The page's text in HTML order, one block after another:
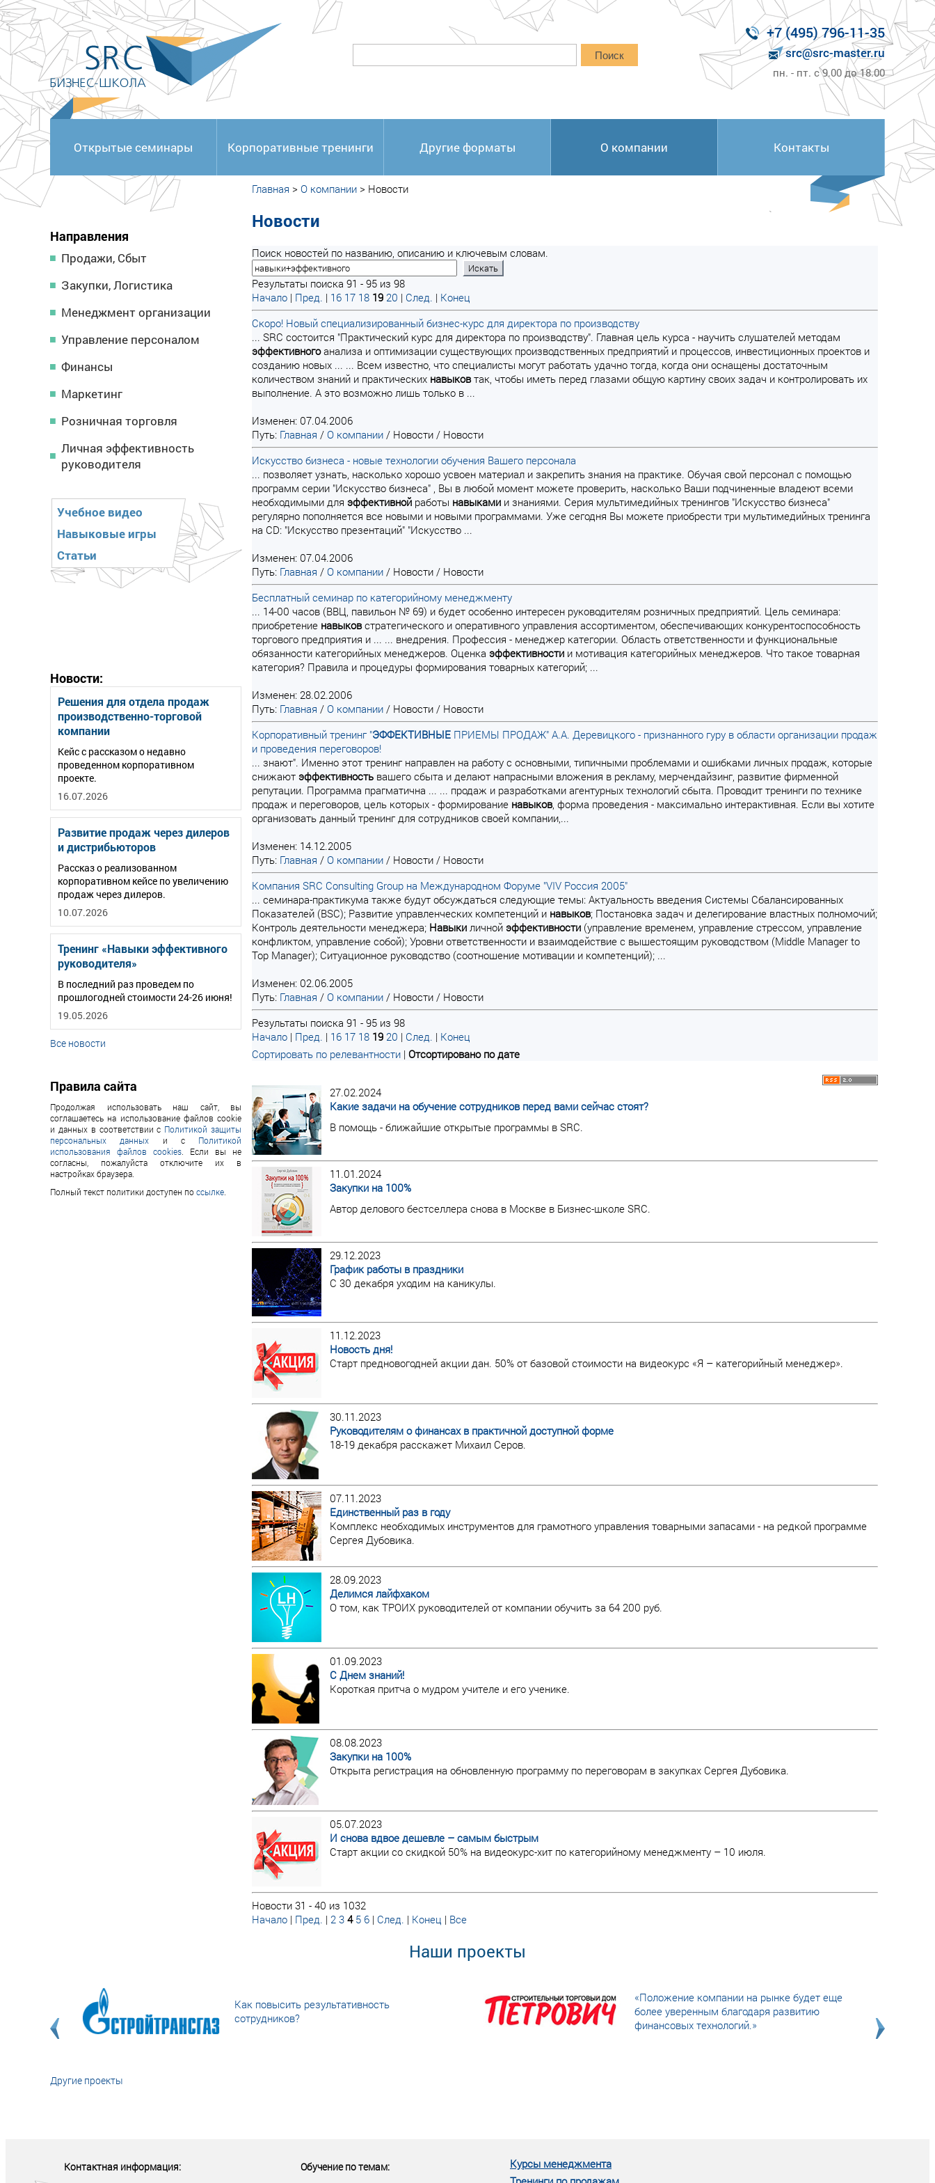
<
Поиск
+7 (495) 796-11-35
src@src-master.ru
пн. - пт. с 9.00 до 18.00
Открытые семинары Корпоративные тренинги Другие форматы О компании Контакты
Направления
Продажи, Сбыт
Закупки, Логистика
Менеджмент организации
Управление персоналом
Финансы
Маркетинг
Розничная торговля
Личная эффективность
руководителя
Учебное видео
Навыковые игры
Статьи
Новости:
Решения для отдела продаж
производственно-торговой
компании
Кейс с рассказом о недавно
проведенном корпоративном
проекте.
16.07.2026
Развитие продаж через дилеров
и дистрибьюторов
Рассказ о реализованном
корпоративном кейсе по увеличению
продаж через дилеров.
10.07.2026
Тренинг «Навыки эффективного
руководителя»
В последний раз проведем по
прошлогодней стоимости 24-26 июня!
19.05.2026
Все новости
Правила сайта
Продолжая использовать наш сайт, вы
соглашаетесь на использование файлов cookie
и данных в соответствии с Политикой защиты
персональных данных и с Политикой
использования файлов cookies . Если вы не
согласны, пожалуйста отключите их в
настройках браузера.
Полный текст политики доступен поссылке
Главная > О компании > Новости
Новости
Поиск новостей по названию, описанию и ключевым словам.
Результаты поиска 91 - 95 из 98
Начало | Пред. | 16 17 18 19 20 | След. | Конец
Скоро! Новый специализированный бизнес-курс для директора по производству
... SRC состоится "Практический курс для директора по производству". Главная цель курса - научить слушателей методам
эффективногоанализа и оптимизации существующих производственных предприятий и процессов, инвестиционных проектов и
созданию новых ... ... Всем известно, что специалисты могут работать удачно тогда, когда они оснащены достаточным
количеством знаний и практических навыковтак, чтобы иметь перед глазами общую картину своих задач и контролировать их
выполнение. А это возможно лишь только в ...
Изменен: 07.04.2006
Путь: Главная / О компании / Новости / Новости
Искусство бизнеса - новые технологии обучения Вашего персонала
... позволяет узнать, насколько хорошо усвоен материал и закрепить знания на практике. Обучая свой персонал с помощью
программ серии "Искусство бизнеса" , Вы в любой момент можете проверить, насколько Ваши подчиненные владеют всеми
необходимыми для эффективной работы навыками и знаниями. Серия мультимедийных тренингов "Искусство бизнеса"
регулярно пополняется все новыми и новыми программами. Уже сегодня Вы можете приобрести три мультимедийных тренинга
на CD: "Искусство презентаций" "Искусство ...
Изменен: 07.04.2006
Путь: Главная / О компании / Новости / Новости
Бесплатный семинар по категорийному менеджменту
... 14-00 часов (ВВЦ, павильон № 69) и будет особенно интересен руководителям розничных предприятий. Цель семинара:
приобретение навыковстратегического и оперативного управления ассортиментом, обеспечивающих конкурентоспособность
торгового предприятия и ... ... внедрения. Профессия - менеджер категории. Область ответственности и функциональные
обязанности категорийных менеджеров. Оценка эффективности и мотивация категорийных менеджеров. Что такое товарная
категория? Правила и процедуры формирования товарных категорий; ...
Изменен: 28.02.2006
Путь: Главная / О компании / Новости / Новости
Корпоративный тренинг "ЭФФЕКТИВНЫЕ ПРИЕМЫ ПРОДАЖ" А.А. Деревицкого - признанного гуру в области организации продаж
и проведения переговоров!
... знают". Именно этот тренинг направлен на работу с основными, типичными проблемами и ошибками личных продаж, которые
снижают эффективность вашего сбыта и делают напрасными вложения в рекламу, мерчендайзинг, развитие фирменной
репутации. Программа прагматична ... ... продаж и разработками агентурных технологий сбыта. Проводит тренинги по технике
продаж и переговоров, цель которых - формирование навыков, форма проведения - максимально интерактивная. Если вы хотите
организовать данный тренинг для сотрудников своей компании,...
Изменен: 14.12.2005
Путь: Главная / О компании / Новости / Новости
Компания SRC Consulting Group на Международном Форуме "VIV Россия 2005"
... семинара-практикума также будут обсуждаться следующие темы: Актуальность введения Системы Сбалансированных
Показателей (BSC); Развитие управленческих компетенций и навыков; Постановка задач и делегирование властных полномочий;
Контроль деятельности менеджера; Навыки личной эффективности (управление временем, управление стрессом, управление
конфликтом, управление собой); Уровни ответственности и взаимодействие с вышестоящим руководством (Middle Manager to
Top Manager); Ситуационное руководство (соотношение мотивации и компетенций); ...
Изменен: 02.06.2005
Путь: Главная / О компании / Новости / Новости
Результаты поиска 91 - 95 из 98
Начало | Пред. | 16 17 18 19 20 | След. | Конец
Сортировать по релевантности | Отсортировано по дате
27.02.2024
Какие задачи на обучение сотрудников перед вами сейчас стоят?
В помощь - ближайшие открытые программы в SRC.
11.01.2024
Закупки на 100%
Автор делового бестселлера снова в Москве в Бизнес-школе SRC.
29.12.2023
График работы в праздники
С 30 декабря уходим на каникулы.
11.12.2023
Новость дня!
Старт предновогодней акции дан. 50% от базовой стоимости на видеокурс «Я – категорийный менеджер».
30.11.2023
Руководителям о финансах в практичной доступной форме
18-19 декабря расскажет Михаил Серов.
07.11.2023
Единственный раз в году
Комплекс необходимых инструментов для грамотного управления товарными запасами - на редкой программе
Сергея Дубовика.
28.09.2023
Делимся лайфхаком
О том, как ТРОИХ руководителей от компании обучить за 64 200 руб.
01.09.2023
С Днем знаний!
Короткая притча о мудром учителе и его ученике.
08.08.2023
Закупки на 100%
Открыта регистрация на обновленную программу по переговорам в закупках Сергея Дубовика.
05.07.2023
И снова вдвое дешевле – самым быстрым
Старт акции со скидкой 50% на видеокурс-хит по категорийному менеджменту – 10 июля.
Новости 31 - 40 из 1032
Начало | Пред. | 2 3 4 5 6 | След. | Конец | Все
Наши проекты
Как повысить результативность
сотрудников?
«Положение компании на рынке будет еще
более уверенным благодаря развитию
финансовых технологий.»
Другие проекты
Контактная информация: Обучение по темам:
Курсы менеджмента